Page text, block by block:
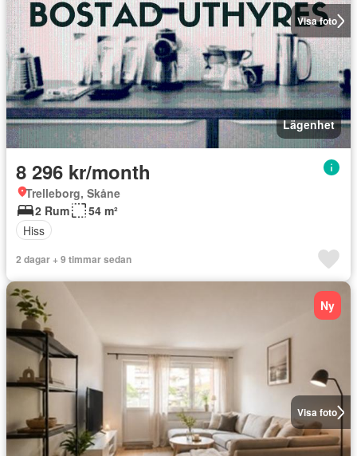
Visa foto
Lägenhet
8 296 kr/month
Trelleborg, Skåne
2 Rum
54 m²
Hiss
2 dagar + 9 timmar sedan
Visa foto
Ny